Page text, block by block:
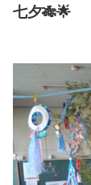
七夕🎋🌟